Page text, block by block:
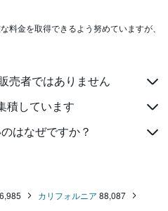
料金を取得できるよう努めていますが、
売者ではありません
積しています
はなぜですか？
カリフォルニア 88,087